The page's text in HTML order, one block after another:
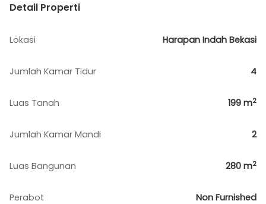
Detail Properti
Lokasi Harapan Indah Bekasi
Jumlah Kamar Tidur 4
Luas Tanah 199 m2
Jumlah Kamar Mandi 2
Luas Bangunan 280 m2
Perabot Non Furnished